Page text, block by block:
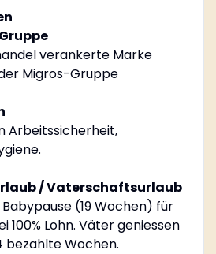
verankerte Marke
Migros-Gruppe
Arbeitssicherheit,
/ Vaterschaftsurlaub
(19 Wochen) für
100% Lohn. Väter geniessen
bezahlte Wochen.